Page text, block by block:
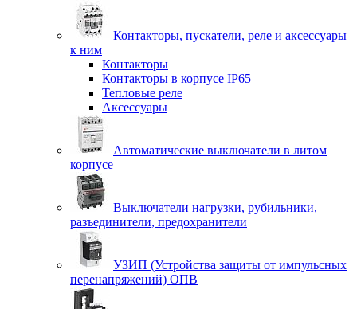
Контакторы, пускатели, реле и аксессуары
к ним
Контакторы
Контакторы в корпусе IP65
Тепловые реле
Аксессуары
Автоматические выключатели в литом
корпусе
Выключатели нагрузки, рубильники,
разъединители, предохранители
УЗИП (Устройства защиты от импульсных
перенапряжений) ОПВ